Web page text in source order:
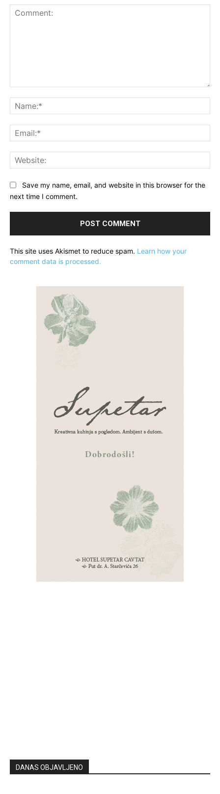
Save my name, email, and website in this browser for the
next time I comment.
This site uses Akismet to reduce spam. Learn how your
comment data is processed.
DANAS OBJAVLJENO